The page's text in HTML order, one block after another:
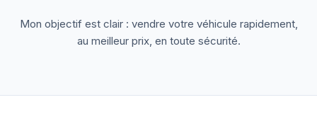
Mon objectif est clair : vendre votre véhicule rapidement,
au meilleur prix, en toute sécurité.